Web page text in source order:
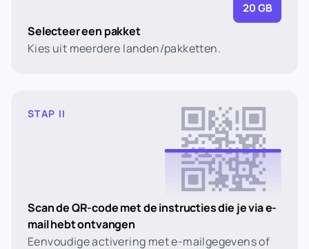
20 GB
Selecteer een pakket
Kies uit meerdere landen/pakketten.
STAP II
Scan de QR-code met de instructies die je via e-
mail hebt ontvangen
Eenvoudige activering met e-mailgegevens of